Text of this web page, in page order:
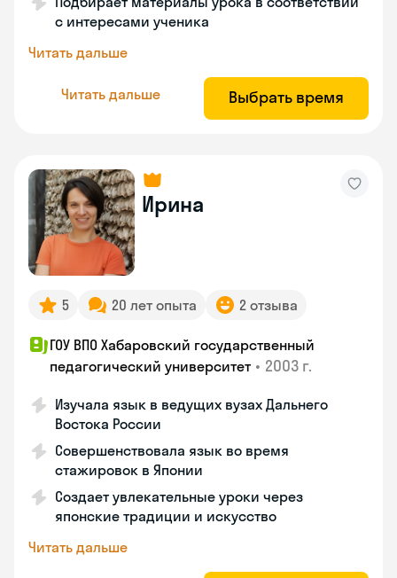
с интересами ученика
Читать дальше
Читать дальше Выбрать время
Ирина
5 20 лет опыта 2 отзыва
ГОУ ВПО Хабаровский государственный
педагогический университет • 2003 г.
Изучала язык в ведущих вузах Дальнего
Востока России
Совершенствовала язык во время
стажировок в Японии
Создает увлекательные уроки через
японские традиции и искусство
Читать дальше